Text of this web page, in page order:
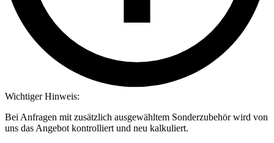
Wichtiger Hinweis:
Bei Anfragen mit zusätzlich ausgewähltem Sonderzubehör wird von
uns das Angebot kontrolliert und neu kalkuliert.